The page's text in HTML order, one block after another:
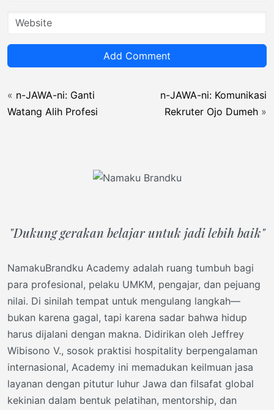
Add Comment
« n-JAWA-ni: Ganti
Watang Alih Profesi
n-JAWA-ni: Komunikasi
Rekruter Ojo Dumeh »
"Dukung gerakan belajar untuk jadi lebih baik"
NamakuBrandku Academy adalah ruang tumbuh bagi
para profesional, pelaku UMKM, pengajar, dan pejuang
nilai. Di sinilah tempat untuk mengulang langkah—
bukan karena gagal, tapi karena sadar bahwa hidup
harus dijalani dengan makna. Didirikan oleh Jeffrey
Wibisono V., sosok praktisi hospitality berpengalaman
internasional, Academy ini memadukan keilmuan jasa
layanan dengan pitutur luhur Jawa dan filsafat global
kekinian dalam bentuk pelatihan, mentorship, dan